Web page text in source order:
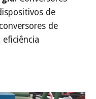
de
de
eficiência